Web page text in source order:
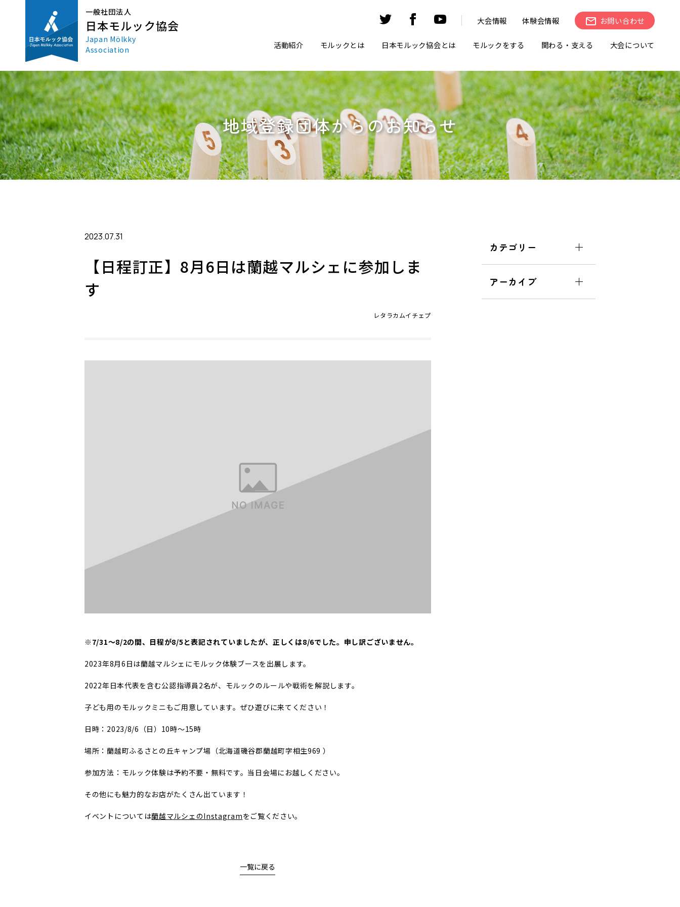
一般社団法人
日本モルック協会
Japan Mölkky
Association
大会情報 体験会情報 お問い合わせ
活動紹介 モルックとは 日本モルック協会とは モルックをする 関わる・支える 大会について
地域登録団体からのお知らせ
2023.07.31
【日程訂正】8月6日は蘭越マルシェに参加しま
す
レタラカムイチェプ
※7/31～8/2の間、日程が8/5と表記されていましたが、正しくは8/6でした。申し訳ございません。
2023年8月6日は蘭越マルシェにモルック体験ブースを出展します。
2022年日本代表を含む公認指導員2名が、モルックのルールや戦術を解説します。
子ども用のモルックミニもご用意しています。ぜひ遊びに来てください！
日時：2023/8/6（日）10時～15時
場所：蘭越町ふるさとの丘キャンプ場（北海道磯谷郡蘭越町字相生969 ）
参加方法：モルック体験は予約不要・無料です。当日会場にお越しください。
その他にも魅力的なお店がたくさん出ています！
イベントについては蘭越マルシェのInstagramをご覧ください。
一覧に戻る
カテゴリー
アーカイブ